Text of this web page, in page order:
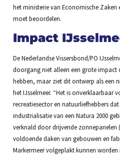
het ministerie van Economische
moet beoordelen.
Impact
De Nederlandse Vissersbond/PO
doorgang niet alleen een grote impact
hebben, maar ziet dit ontwerp als een
het IJsselmeer. “Het is onverklaarbaar
recreatiesector en natuurliefhebbers
industrialisatie van een Natura 2000
verknald door drijvende zonnepanelen
voldoende daken van gebouwen en
Markermeer volgeplakt kunnen